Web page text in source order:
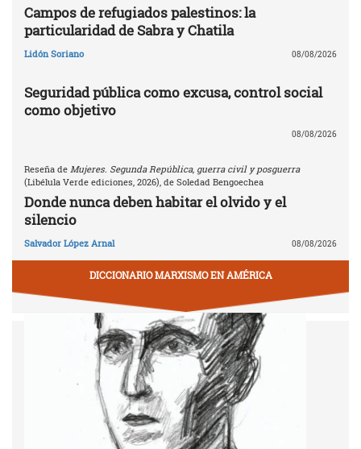
Campos de refugiados palestinos: la
particularidad de Sabra y Chatila
Lidón Soriano 08/08/2026
Seguridad pública como excusa, control social
como objetivo
08/08/2026
Reseña de Mujeres. Segunda República, guerra civil y posguerra
(Libélula Verde ediciones, 2026), de Soledad Bengoechea
Donde nunca deben habitar el olvido y el
silencio
Salvador López Arnal 08/08/2026
DICCIONARIO MARXISMO EN AMÉRICA